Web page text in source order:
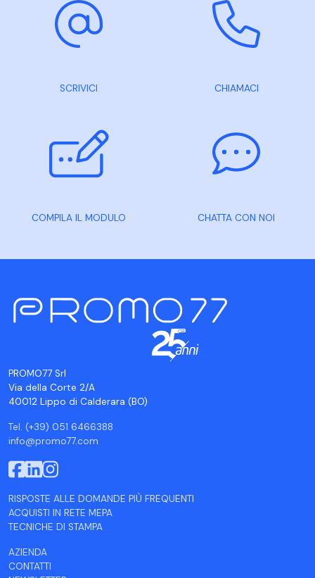
SCRIVICI CHIAMACI
COMPILA IL MODULO CHATTA CON NOI
PROMO77 Srl
Via della Corte 2/A
40012 Lippo di Calderara (BO)
Tel. (+39) 051 6466388
info@promo77.com
RISPOSTE ALLE DOMANDE PIÙ FREQUENTI
ACQUISTI IN RETE MEPA
TECNICHE DI STAMPA
AZIENDA
CONTATTI